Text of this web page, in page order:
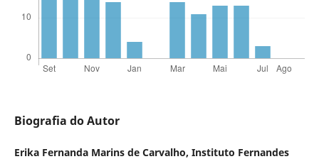
Biografia do Autor
Erika Fernanda Marins de Carvalho, Instituto Fernandes